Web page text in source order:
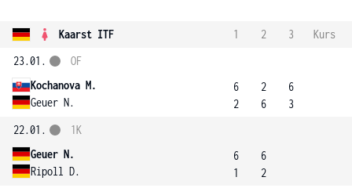
Kaarst ITF 1 2 3
Kurs
23.01.
Kochanova M.
Geuer N.
OF
6
2
2
6
6
3
22.01.
Geuer N.
Ripoll D.
1K
6
1
6
2